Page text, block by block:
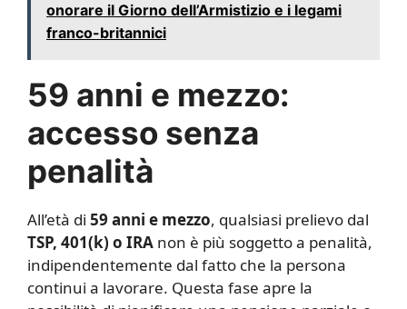
onorare il Giorno dell’Armistizio e i legami
franco-britannici
59 anni e mezzo:
accesso senza
penalità
All’età di 59 anni e mezzo, qualsiasi prelievo dal
TSP, 401(k) o IRA non è più soggetto a penalità,
indipendentemente dal fatto che la persona
continui a lavorare. Questa fase apre la